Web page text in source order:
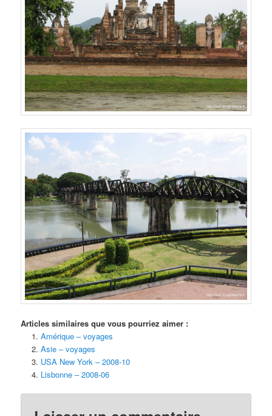
Articles similaires que vous pourriez aimer :
Amérique – voyages
Asie – voyages
USA New York – 2008-10
Lisbonne – 2008-06